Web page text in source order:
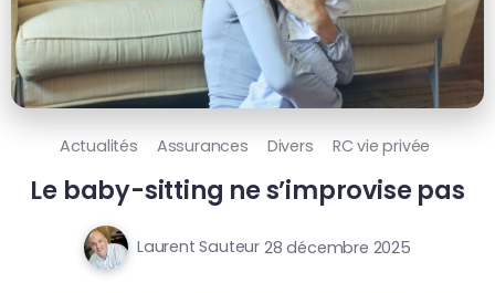
Actualités Assurances Divers RC vie privée
Le baby-sitting ne s’improvise pas
Laurent Sauteur 28 décembre 2025